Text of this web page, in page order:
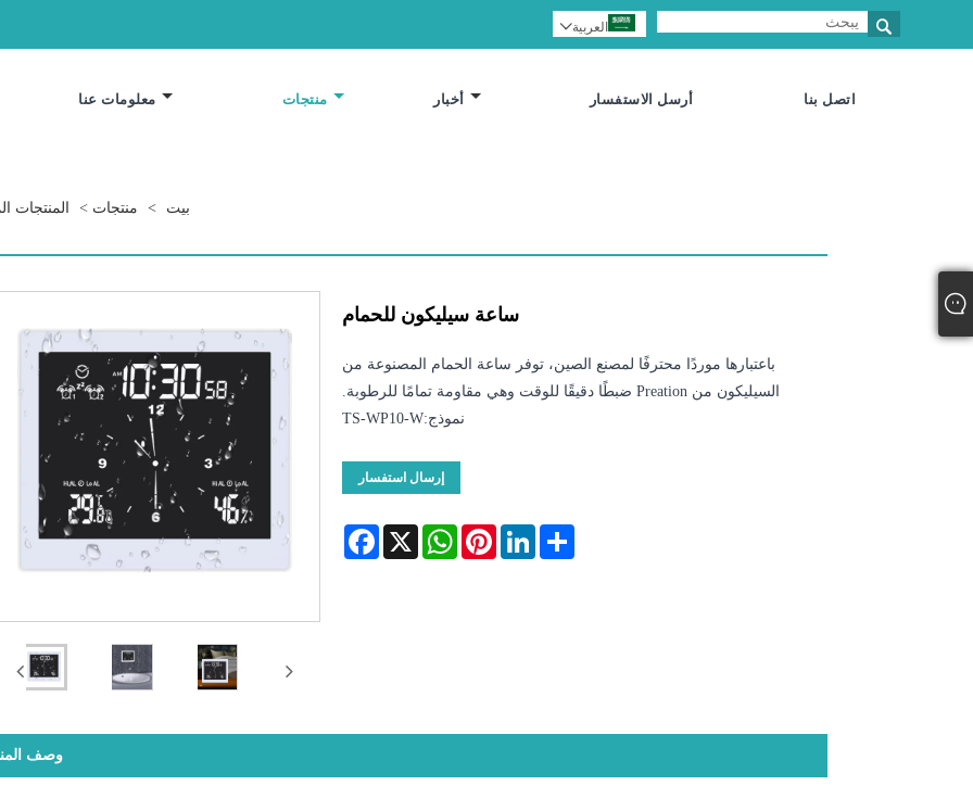
 العربية
معلومات عنا منتجات أخبار أرسل الاستفسار اتصل بنا
بيت > منتجات > المنتجات
ساعة سيليكون للحمام
باعتبارها موردًا محترفًا لمصنع الصين، توفر ساعة الحمام المصنوعة من
السيليكون من Preation ضبطًا دقيقًا للوقت وهي مقاومة تمامًا للرطوبة.
نموذج:TS-WP10-W
إرسال استفسار
Facebook X
WhatsAppPinterestLinkedIn Share
وصف